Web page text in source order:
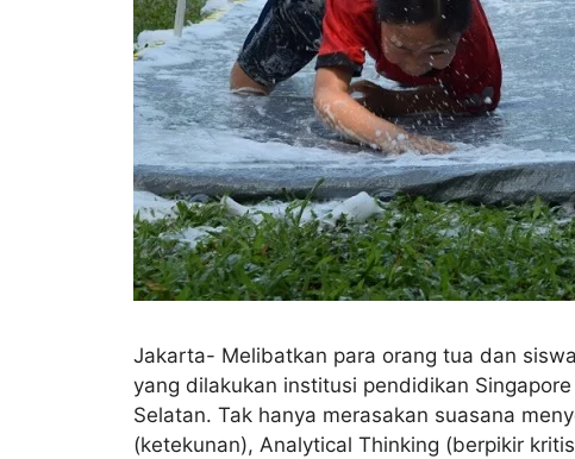
Jakarta- Melibatkan para orang tua dan
yang dilakukan institusi pendidikan
Selatan. Tak hanya merasakan suasana
(ketekunan), Analytical Thinking (berpikir